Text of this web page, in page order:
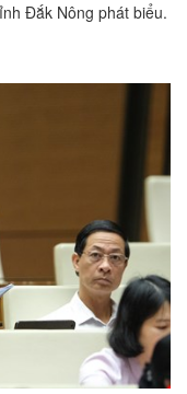
Đắk Nông phát biểu.